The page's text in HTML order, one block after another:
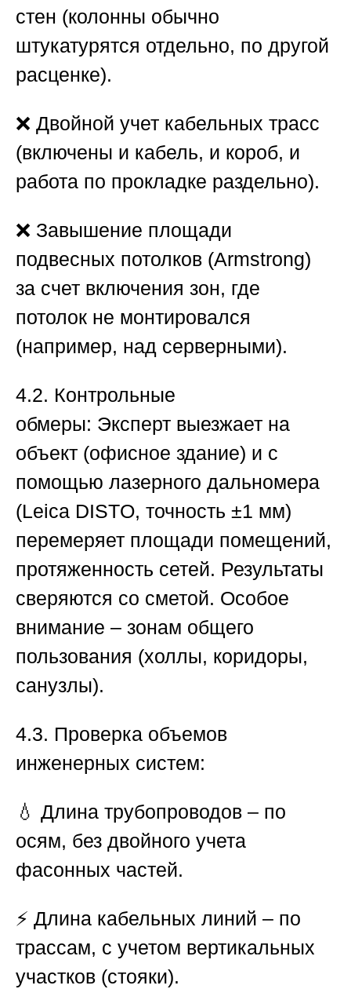
стен (колонны обычно
штукатурятся отдельно, по другой
расценке).
❌ Двойной учет кабельных трасс
(включены и кабель, и короб, и
работа по прокладке раздельно).
❌ Завышение площади
подвесных потолков (Armstrong)
за счет включения зон, где
потолок не монтировался
(например, над серверными).
4.2. Контрольные
обмеры: Эксперт выезжает на
объект (офисное здание) и с
помощью лазерного дальномера
(Leica DISTO, точность ±1 мм)
перемеряет площади помещений,
протяженность сетей. Результаты
сверяются со сметой. Особое
внимание – зонам общего
пользования (холлы, коридоры,
санузлы).
4.3. Проверка объемов
инженерных систем:
💧 Длина трубопроводов – по
осям, без двойного учета
фасонных частей.
⚡ Длина кабельных линий – по
трассам, с учетом вертикальных
участков (стояки).